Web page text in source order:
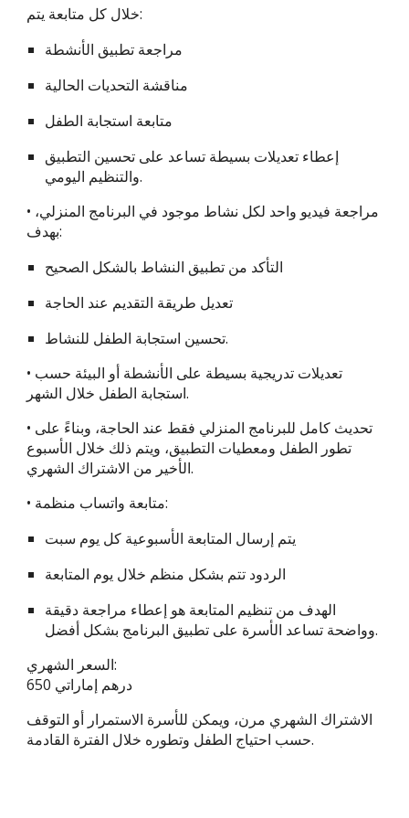
خلال كل متابعة يتم:
مراجعة تطبيق الأنشطة
مناقشة التحديات الحالية
متابعة استجابة الطفل
إعطاء تعديلات بسيطة تساعد على تحسين التطبيق
والتنظيم اليومي.
• مراجعة فيديو واحد لكل نشاط موجود في البرنامج المنزلي،
بهدف:
التأكد من تطبيق النشاط بالشكل الصحيح
تعديل طريقة التقديم عند الحاجة
تحسين استجابة الطفل للنشاط.
• تعديلات تدريجية بسيطة على الأنشطة أو البيئة حسب
استجابة الطفل خلال الشهر.
• تحديث كامل للبرنامج المنزلي فقط عند الحاجة، وبناءً على
تطور الطفل ومعطيات التطبيق، ويتم ذلك خلال الأسبوع
الأخير من الاشتراك الشهري.
• متابعة واتساب منظمة:
يتم إرسال المتابعة الأسبوعية كل يوم سبت
الردود تتم بشكل منظم خلال يوم المتابعة
الهدف من تنظيم المتابعة هو إعطاء مراجعة دقيقة
وواضحة تساعد الأسرة على تطبيق البرنامج بشكل أفضل.
السعر الشهري:
650 درهم إماراتي
الاشتراك الشهري مرن، ويمكن للأسرة الاستمرار أو التوقف
حسب احتياج الطفل وتطوره خلال الفترة القادمة.